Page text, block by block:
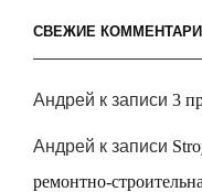
СВЕЖИЕ
Андрей к записи 3
Андрей к записи
ремонтно-